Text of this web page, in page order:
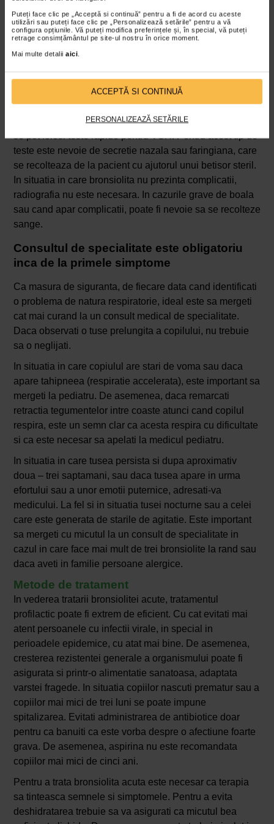
Puteți face clic pe „Acceptă si continuă” pentru a fi de acord cu aceste
utilizări sau puteți face clic pe „Personalizează setările” pentru a vă
configura opțiunile. Vă puteți modifica preferințele și, în special, vă puteți
retrage consimțământul pe site-ul nostru în orice moment.
Mai multe detalii aici.
ACCEPTĂ SI CONTINUĂ
PERSONALIZEAZĂ SETĂRILE
Pentru a depista cauza exacta a declansarii bronsiolitei,
se pot folosi teste rapide pentru VSR. Pentru acest tip de
teste este nevoie de secretie nazala sau faringiana, care
se recolteaza de la pacient cu ajutorul unui betisor steril.
In situatia in care bronsiolita nu prezinta complicatii,
radiografia nu este necesara. In cazurile grave de boala
sau cand apar complicatii, poate fi nevoie sa se recolteze
sange.
Consultul de specialitate este obligatoriu
inca de la primele simptome
Ca masura de siguranta, de fiecare data cand identificati
o problema de natura respiratorie, ideal este sa mergeti
cat mai curand la un consult medical de specialitate.
Daca observati o tuse prelungita a copilului, nu trebuie
sa o neglijati.
In situatia in care copiulul are stari de voma sau daca
apare tahipneea (respiratie accelerata), este important sa
mergeti la pediatru. De asemenea, daca remarcati
retractia tegumentelor intre coaste atunci cand copilul
respira, este un semn clar ca acesta respira cu dificultate
si ca este necesar sa apelati la medicul pediatru.
In situatia in care tusea persista si dupa aproximativ
doua – trei saptamani, sau daca tusea apare in urma
efortului sau a unor emotii puternice, adresati-va
medicului. La fel si in situatia tusei nocturne sau a celei
care este generata de starile de agitatie. Este important
sa mergeti cu micutul la un consult de specialitate in
cazul in care face mai mult de trei bronsiolite la rand sau
daca aveti in familie persoane alergice.
Metode de tratament
In vederea tratarii bronsiolitei acute, tratamentul
profilactic poate fi extrem de eficient. Cu cat evitati mai
atent persoanele cu infectii virale, in special in
perioadele epidemice, cu atat mai bine. De asemenea,
cresterea rezistentei generale a organismului poate fi
asigurata si printr-o alimentatie sanatoasa, adaptata
varstei fragede. In situatia copiilor nascuti prematur sau a
copiilor mai mici de trei luni se poate impune
spitalizarea. Evitati administrarea de antibiotice doar
pentru ca banuiti ca este vorba despre o afectiune foarte
grava. De asemenea, aspirina nu este recomandata
copiilor mai mici de cinci ani.
Pentru a trata bronsiolita acuta este necesar ca terapia
sa tinteasca semnele si simptomele. Pentru a evita
deshidratarea trebuie sa va asigurati ca micutul bea